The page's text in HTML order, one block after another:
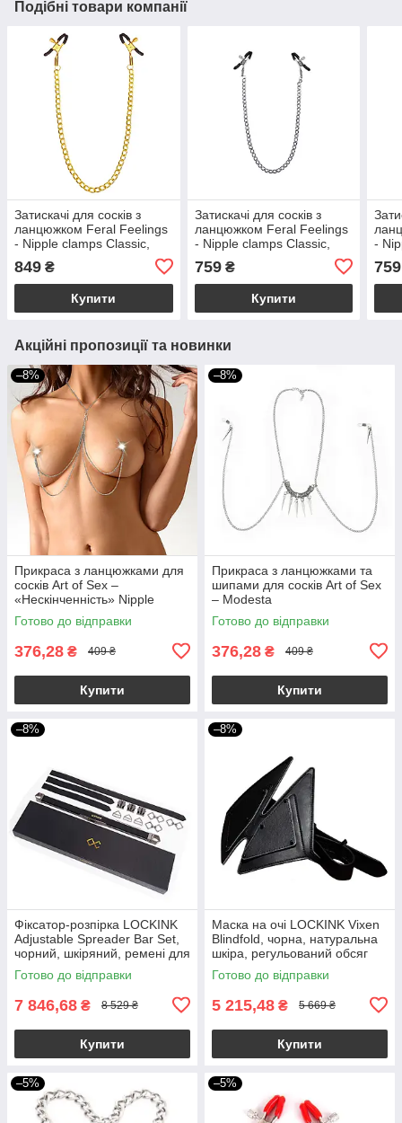
Подібні товари компанії
Затискачі для сосків з
ланцюжком Feral Feelings
- Nipple clamps Classic,
849 ₴
Купити
Затискачі для сосків з
ланцюжком Feral Feelings
- Nipple clamps Classic,
759₴
Купити
-
759
Акційні пропозиції та новинки
–8%
Прикраса з ланцюжками для
сосків Art of Sex –
«Нескінченність» Nipple
Jewerlry Infinity
Готово до відправки
376,28 ₴ 409 ₴
Купити
–8%
Прикраса з ланцюжками та
шипами для сосків Art of Sex
– Modesta
Готово до відправки
376,28 ₴ 409 ₴
Купити
–8%
Фіксатор-розпірка LOCKINK
Adjustable Spreader Bar Set,
чорний, шкіряний, ремені для
шиї, рук/ніг
Готово до відправки
7 846,68 ₴ 8 529 ₴
Купити
–8%
Маска на очі LOCKINK Vixen
Blindfold, чорна, натуральна
шкіра, регульований обсяг
Готово до відправки
5 215,48 ₴ 5 669 ₴
Купити
–5% –5%